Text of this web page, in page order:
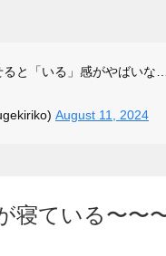
ると「いる」感がやばいな
August 11, 2024
寝ている〜〜